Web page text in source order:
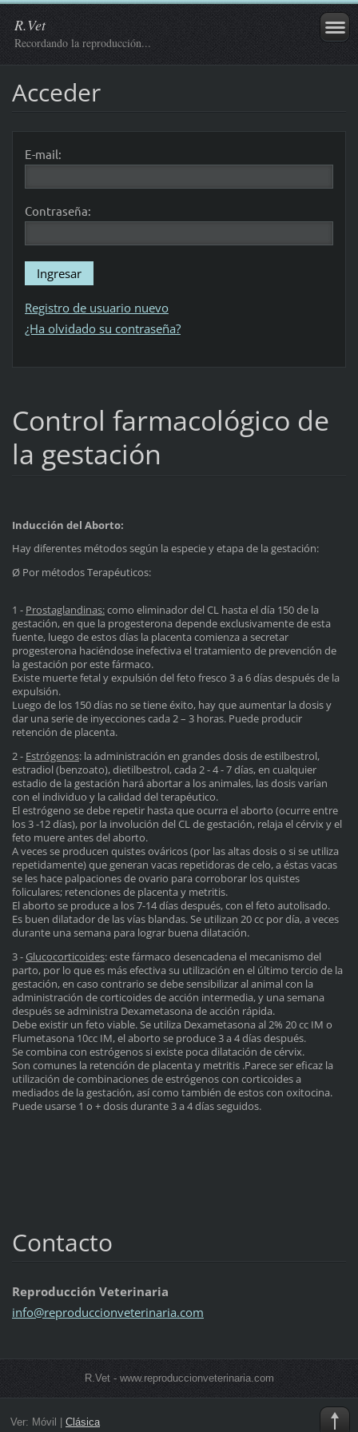
R.Vet
Recordando la reproducción...
Acceder
E-mail:
Contraseña:
Registro de usuario nuevo
¿Ha olvidado su contraseña?
Control farmacológico de
la gestación
Inducción del Aborto:
Hay diferentes métodos según la especie y etapa de la gestación:
Ø Por métodos Terapéuticos:
1 - Prostaglandinas:como eliminador del CL hasta el día 150 de la
gestación, en que la progesterona depende exclusivamente de esta
fuente, luego de estos días la placenta comienza a secretar
progesterona haciéndose inefectiva el tratamiento de prevención de
la gestación por este fármaco.
Existe muerte fetal y expulsión del feto fresco 3 a 6 días después de la
expulsión.
Luego de los 150 días no se tiene éxito, hay que aumentar la dosis y
dar una serie de inyecciones cada 2 – 3 horas. Puede producir
retención de placenta.
2 - Estrógenos: la administración en grandes dosis de estilbestrol,
estradiol (benzoato), dietilbestrol, cada 2 - 4 - 7 días, en cualquier
estadio de la gestación hará abortar a los animales, las dosis varían
con el individuo y la calidad del terapéutico.
El estrógeno se debe repetir hasta que ocurra el aborto (ocurre entre
los 3 -12 días), por la involución del CL de gestación, relaja el cérvix y el
feto muere antes del aborto.
A veces se producen quistes ováricos (por las altas dosis o si se utiliza
repetidamente) que generan vacas repetidoras de celo, a éstas vacas
se les hace palpaciones de ovario para corroborar los quistes
foliculares; retenciones de placenta y metritis.
El aborto se produce a los 7-14 días después, con el feto autolisado.
Es buen dilatador de las vías blandas. Se utilizan 20 cc por día, a veces
durante una semana para lograr buena dilatación.
3 -Glucocorticoides: este fármaco desencadena el mecanismo del
parto, por lo que es más efectiva su utilización en el último tercio de la
gestación, en caso contrario se debe sensibilizar al animal con la
administración de corticoides de acción intermedia, y una semana
después se administra Dexametasona de acción rápida.
Debe existir un feto viable. Se utiliza Dexametasona al 2% 20 cc IM o
Flumetasona 10cc IM, el aborto se produce 3 a 4 días después.
Se combina con estrógenos si existe poca dilatación de cérvix.
Son comunes la retención de placenta y metritis .Parece ser eficaz la
utilización de combinaciones de estrógenos con corticoides a
mediados de la gestación, así como también de estos con oxitocina.
Puede usarse 1 o + dosis durante 3 a 4 días seguidos.
Contacto
Reproducción Veterinaria
info@reproduccionveterinaria.com
R.Vet - www.reproduccionveterinaria.com
Ver: Móvil Clásica